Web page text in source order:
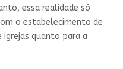
essa realidade só
o estabelecimento de
quanto para a